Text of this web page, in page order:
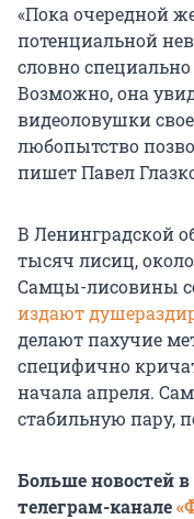
«Пока очередной
потенциальной
словно
Возможно, она
видеоловушки
любопытство
пишет Павел
В Ленинградской
тысяч лисиц,
Самцы-лисовины
издают
делают пахучие
специфично
начала апреля.
стабильную пару,
Больше новостей
телеграм-канале